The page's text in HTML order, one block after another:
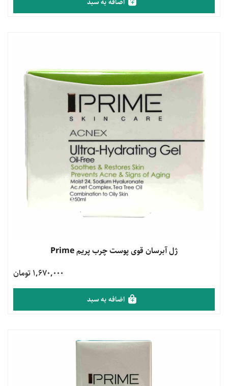
مشاهده محصولژل آبرسان قوی پوست چرب پریم Prime
1,670,000 تومان
اضافه به سبد